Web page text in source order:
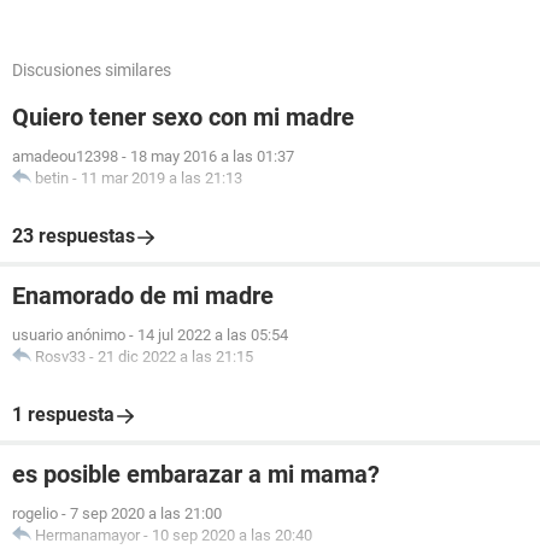
Discusiones similares
Quiero tener sexo con mi madre
amadeou12398 - 18 may 2016 a las 01:37
betin - 11 mar 2019 a las 21:13
23 respuestas
Enamorado de mi madre
usuario anónimo - 14 jul 2022 a las 05:54
Rosv33 - 21 dic 2022 a las 21:15
1 respuesta
es posible embarazar a mi mama?
rogelio - 7 sep 2020 a las 21:00
Hermanamayor - 10 sep 2020 a las 20:40